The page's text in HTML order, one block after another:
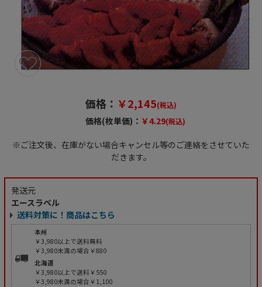
価格： ￥2,145(税込)
価格(枚単価)： ￥4.29(税込)
※ご注文後、在庫がない場合キャンセル等のご連絡をさせていた
だきます。
発送元
エースラベル
送料対策に！商品はこちら
本州
￥3,980以上で送料無料
￥3,980未満の場合￥880
北海道
￥3,980以上で送料￥550
￥3,980未満の場合￥1,100